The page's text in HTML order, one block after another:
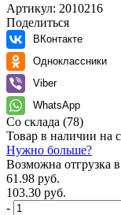
Артикул: 2010216
Поделиться
ВКонтакте
Одноклассники
Viber
WhatsApp
Со склада (78)
Товар в наличии на
Нужно больше?
Возможна отгрузка
61.98 руб.
103.30 руб.
-